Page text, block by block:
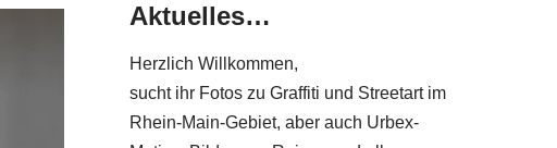
Aktuelles…
Herzlich Willkommen,
sucht ihr Fotos zu Graffiti und Streetart im
Rhein-Main-Gebiet, aber auch Urbex-